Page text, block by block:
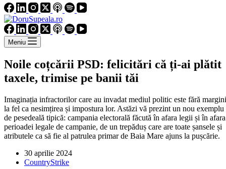
Meniu
Noile coțcării PSD: felicitări că ți-ai plătit
taxele, trimise pe banii tăi
Imaginația infractorilor care au invadat mediul politic este fără
la fel ca nesimțirea și impostura lor. Astăzi vă prezint un nou exemplu
de pesedeală tipică: campania electorală făcută în afara legii și în afara
perioadei legale de campanie, de un trepăduș care are toate șansele și
atributele ca să fie al patrulea primar de Baia Mare ajuns la pușcărie.
30 aprilie 2024
CountryStrike